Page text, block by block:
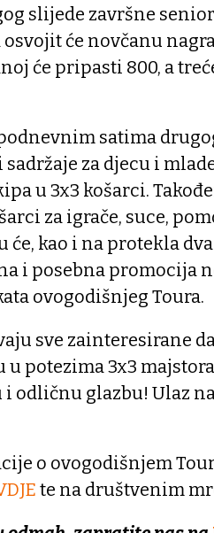
slijede završne
će novčanu
će pripasti 800, a
satima
za djecu i
u 3x3 košarci.
za igrače, suce,
će, kao i na protekla
i posebna promocija
ovogodišnjeg Toura.
sve zainteresirane
potezima 3x3 majstora
odličnu glazbu! Ulaz
o ovogodišnjem
te na društvenim